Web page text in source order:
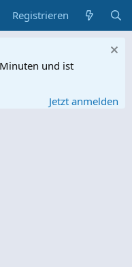
Registrieren
und ist
Jetzt anmelden